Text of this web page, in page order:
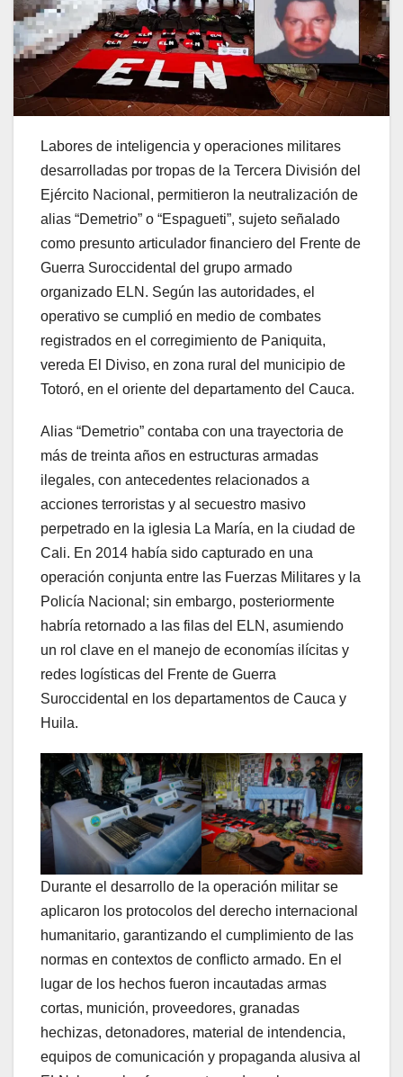
Labores de inteligencia y operaciones militares
desarrolladas por tropas de la Tercera División del
Ejército Nacional, permitieron la neutralización de
alias “Demetrio” o “Espagueti”, sujeto señalado
como presunto articulador financiero del Frente de
Guerra Suroccidental del grupo armado
organizado ELN. Según las autoridades, el
operativo se cumplió en medio de combates
registrados en el corregimiento de Paniquita,
vereda El Diviso, en zona rural del municipio de
Totoró, en el oriente del departamento del Cauca.
Alias “Demetrio” contaba con una trayectoria de
más de treinta años en estructuras armadas
ilegales, con antecedentes relacionados a
acciones terroristas y al secuestro masivo
perpetrado en la iglesia La María, en la ciudad de
Cali. En 2014 había sido capturado en una
operación conjunta entre las Fuerzas Militares y la
Policía Nacional; sin embargo, posteriormente
habría retornado a las filas del ELN, asumiendo
un rol clave en el manejo de economías ilícitas y
redes logísticas del Frente de Guerra
Suroccidental en los departamentos de Cauca y
Huila.
Durante el desarrollo de la operación militar se
aplicaron los protocolos del derecho internacional
humanitario, garantizando el cumplimiento de las
normas en contextos de conflicto armado. En el
lugar de los hechos fueron incautadas armas
cortas, munición, proveedores, granadas
hechizas, detonadores, material de intendencia,
equipos de comunicación y propaganda alusiva al